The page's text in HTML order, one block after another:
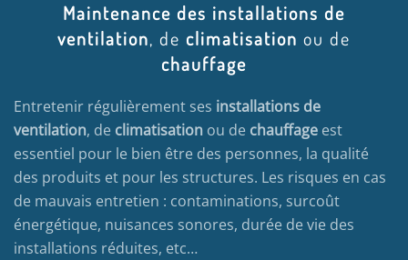
Maintenance des installations de
ventilation, de climatisation ou de
chauffage
Entretenir régulièrement ses installations de
ventilation, de climatisation ou de chauffage est
essentiel pour le bien être des personnes, la qualité
des produits et pour les structures. Les risques en cas
de mauvais entretien : contaminations, surcoût
énergétique, nuisances sonores, durée de vie des
installations réduites, etc…